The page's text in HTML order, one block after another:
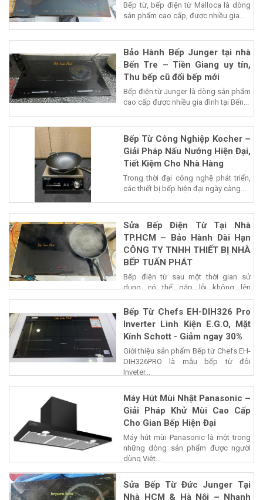
Bếp từ, bếp điện từ Malloca là dòng
sản phẩm cao cấp, được nhiều gia...
Bảo Hành Bếp Junger tại nhà
Bến Tre – Tiền Giang uy tín,
Thu bếp cũ đổi bếp mới
Bếp điện từ Junger là dòng sản phẩm
cao cấp được nhiều gia đình tại Bến...
Bếp Từ Công Nghiệp Kocher –
Giải Pháp Nấu Nướng Hiện Đại,
Tiết Kiệm Cho Nhà Hàng
Trong thời đại công nghệ phát triển,
các thiết bị bếp hiện đại ngày càng...
Sửa Bếp Điện Từ Tại Nhà
TP.HCM – Bảo Hành Dài Hạn
CÔNG TY TNHH THIẾT BỊ NHÀ
BẾP TUẤN PHÁT
Bếp điện từ sau một thời gian sử
dụng có thể gặp lỗi không lên
nguồn,...
Bếp Từ Chefs EH-DIH326 Pro
Inverter Linh Kiện E.G.O, Mặt
Kính Schott - Giảm ngay 30%
Giới thiệu sản phẩm Bếp từ Chefs EH-
DIH326PRO là mẫu bếp từ đôi
Inveter...
Máy Hút Mùi Nhật Panasonic –
Giải Pháp Khử Mùi Cao Cấp
Cho Gian Bếp Hiện Đại
Máy hút mùi Panasonic là một trong
những dòng sản phẩm được người
dùng Việt...
Sửa Bếp Từ Đức Junger Tại
Nhà HCM & Hà Nội – Nhanh